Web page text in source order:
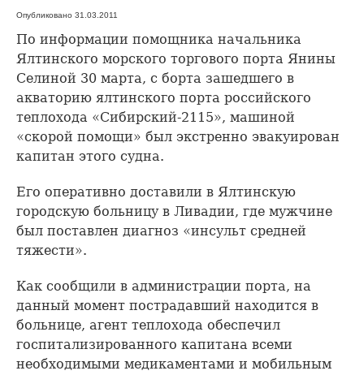
Опубликовано 31.03.2011
По информации помощника начальника
Ялтинского морского торгового порта Янины
Селиной 30 марта, с борта зашедшего в
акваторию ялтинского порта российского
теплохода «Сибирский-2115», машиной
«скорой помощи» был экстренно эвакуирован
капитан этого судна.
Его оперативно доставили в Ялтинскую
городскую больницу в Ливадии, где мужчине
был поставлен диагноз «инсульт средней
тяжести».
Как сообщили в администрации порта, на
данный момент пострадавший находится в
больнице, агент теплохода обеспечил
госпитализированного капитана всеми
необходимыми медикаментами и мобильным